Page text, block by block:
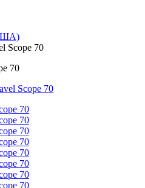
Scope 70
70